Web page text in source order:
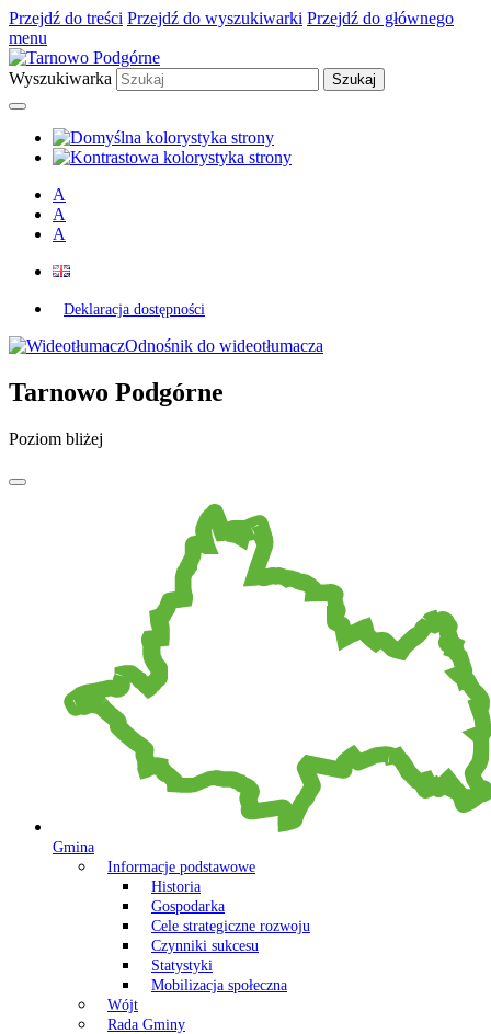
Przejdź do treści Przejdź do wyszukiwarki Przejdź do głównego
menu
Wyszukiwarka
A
A
A
Deklaracja dostępności
Odnośnik do wideotłumacza
Tarnowo Podgórne
Poziom bliżej
Gmina
Informacje podstawowe
Historia
Gospodarka
Cele strategiczne rozwoju
Czynniki sukcesu
Statystyki
Mobilizacja społeczna
Wójt
Rada Gminy